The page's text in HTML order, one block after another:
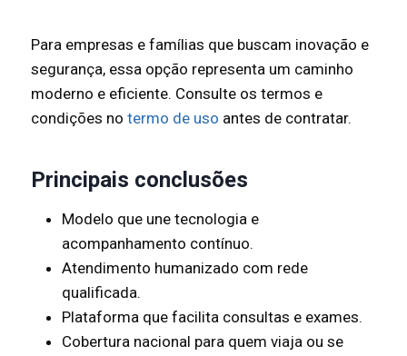
Para empresas e famílias que buscam inovação e
segurança, essa opção representa um caminho
moderno e eficiente. Consulte os termos e
condições no termo de uso antes de contratar.
Principais conclusões
Modelo que une tecnologia e
acompanhamento contínuo.
Atendimento humanizado com rede
qualificada.
Plataforma que facilita consultas e exames.
Cobertura nacional para quem viaja ou se